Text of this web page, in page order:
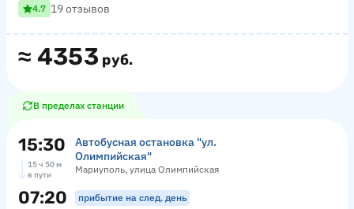
≈ 4353 руб.
4.7 19 отзывов
В пределах станции
15:30
Автобусная остановка "ул.
Олимпийская"
Мариуполь, улица Олимпийская
15 ч 50 м
в пути
07:20 прибытие на след. день